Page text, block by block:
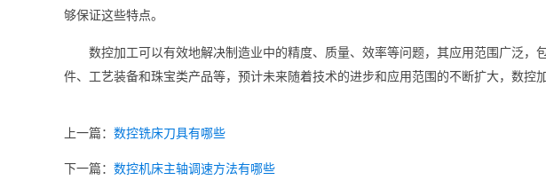
够保证这些特点。
数控加工可以有效地解决制造业中的精度、质量、效率等问题，其应用范围广泛
件、工艺装备和珠宝类产品等，预计未来随着技术的进步和应用范围的不断扩大，数控
上一篇： 数控铣床刀具有哪些
下一篇： 数控机床主轴调速方法有哪些